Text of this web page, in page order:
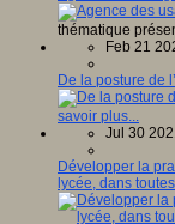
thématique
Feb 21
De la posture de
savoir plus...
Jul 30
Développer la
lycée, dans